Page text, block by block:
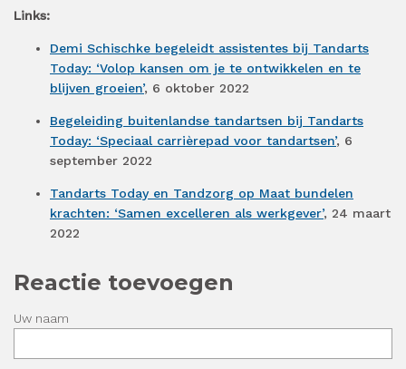
Links:
Demi Schischke begeleidt assistentes bij Tandarts
Today: ‘Volop kansen om je te ontwikkelen en te
blijven groeien’, 6 oktober 2022
Begeleiding buitenlandse tandartsen bij Tandarts
Today: ‘Speciaal carrièrepad voor tandartsen’, 6
september 2022
Tandarts Today en Tandzorg op Maat bundelen
krachten: ‘Samen excelleren als werkgever’, 24 maart
2022
Reactie toevoegen
Uw naam